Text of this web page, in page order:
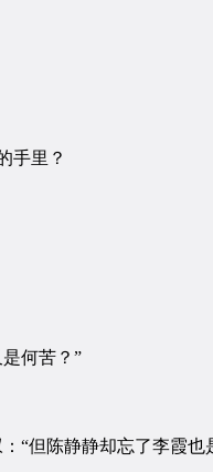
手里？
何苦？”
“但陈静静却忘了李霞也